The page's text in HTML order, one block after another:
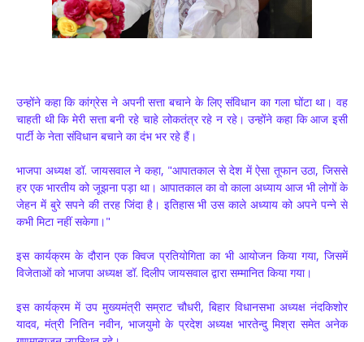
उन्होंने कहा कि कांग्रेस ने अपनी सत्ता बचाने के लिए संविधान का गला घोंटा था। वह
चाहती थी कि मेरी सत्ता बनी रहे चाहे लोकतंत्र रहे न रहे। उन्होंने कहा कि आज इसी
पार्टी के नेता संविधान बचाने का दंभ भर रहे हैं।
भाजपा अध्यक्ष डॉ. जायसवाल ने कहा, "आपातकाल से देश में ऐसा तूफान उठा, जिससे
हर एक भारतीय को जूझना पड़ा था। आपातकाल का वो काला अध्याय आज भी लोगों के
जेहन में बुरे सपने की तरह जिंदा है। इतिहास भी उस काले अध्याय को अपने पन्ने से
कभी मिटा नहीं सकेगा।"
इस कार्यक्रम के दौरान एक क्विज प्रतियोगिता का भी आयोजन किया गया, जिसमें
विजेताओं को भाजपा अध्यक्ष डॉ. दिलीप जायसवाल द्वारा सम्मानित किया गया।
इस कार्यक्रम में उप मुख्यमंत्री सम्राट चौधरी, बिहार विधानसभा अध्यक्ष नंदकिशोर
यादव, मंत्री नितिन नवीन, भाजयुमो के प्रदेश अध्यक्ष भारतेन्दु मिश्रा समेत अनेक